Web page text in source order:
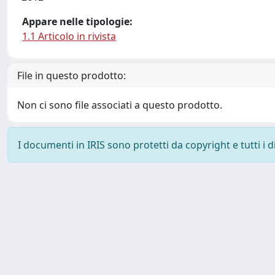
Appare nelle tipologie:
1.1 Articolo in rivista
File in questo prodotto:
Non ci sono file associati a questo prodotto.
I documenti in IRIS sono protetti da copyright e tutti i